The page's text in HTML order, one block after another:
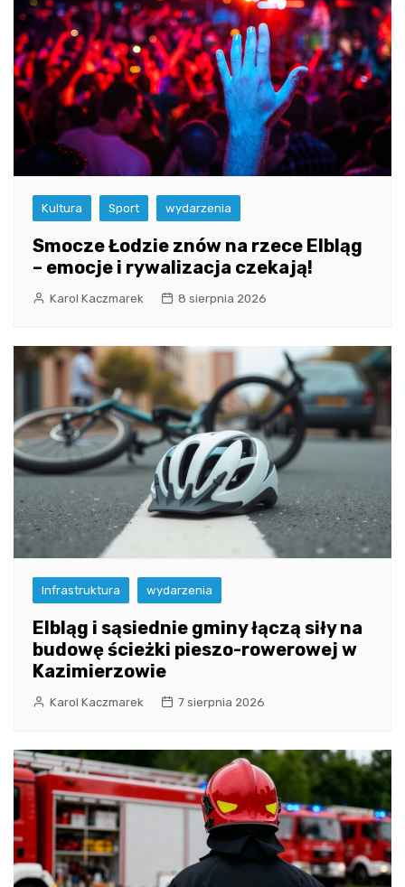
Kultura Sport wydarzenia
Smocze Łodzie znów na rzece Elbląg
– emocje i rywalizacja czekają!
Karol Kaczmarek 8 sierpnia 2026
Infrastruktura wydarzenia
Elbląg i sąsiednie gminy łączą siły na
budowę ścieżki pieszo-rowerowej w
Kazimierzowie
Karol Kaczmarek 7 sierpnia 2026